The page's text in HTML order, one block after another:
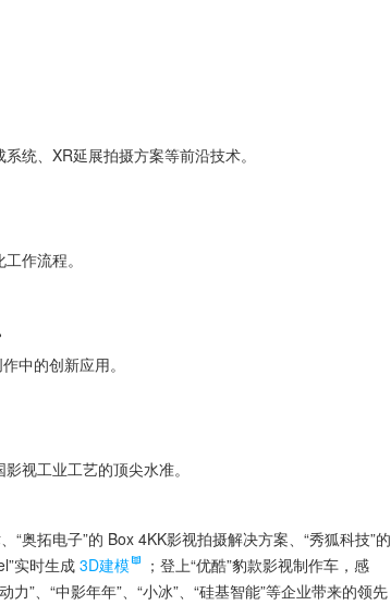
统、XR延展拍摄方案等前沿技术。
作流程。
中的创新应用。
视工业工艺的顶尖水准。
奥拓电子”的 Box 4KK影视拍摄解决方案、“秀狐科技”的
实时生成 3D建模
；登上“优酷”豹款影视制作车，感
”、“中影年年”、“小冰”、“硅基智能”等企业带来的领先